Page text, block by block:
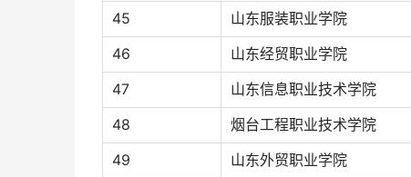
45 山东服装职业学院
46 山东经贸职业学院
47 山东信息职业技术学院
48 烟台工程职业技术学院
49 山东外贸职业学院